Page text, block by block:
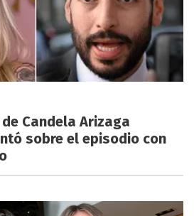
Candela Arizaga
sobre el episodio con